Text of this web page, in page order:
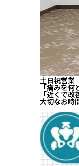
土日祝営業
「痛みを
「近くで
大切なお時